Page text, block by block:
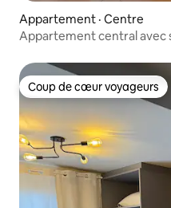
Appartement · Centre
Appartement central avec
Coup de cœur voyageurs
Coup de cœur voyageurs